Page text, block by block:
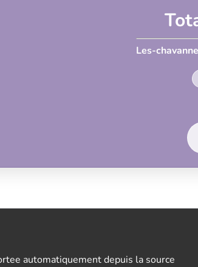
Les-
automatiquement depuis la source